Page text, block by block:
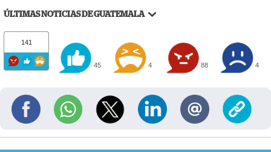
ÚLTIMAS NOTICIAS DE GUATEMALA
141
45 4 88 4